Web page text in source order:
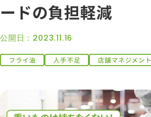
ードの負担軽減
公開日：2023.11.16
フライ油 人手不足 店舗マネジメント